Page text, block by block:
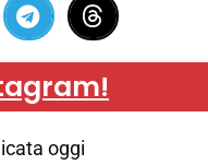
oggi